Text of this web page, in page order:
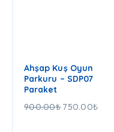
Ahşap Kuş Oyun
Parkuru – SDP07
Paraket
900.00₺ 750.00₺